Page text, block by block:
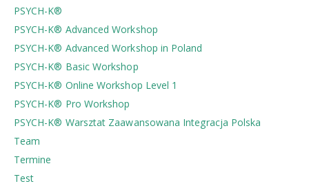
PSYCH-K®
PSYCH-K® Advanced Workshop
PSYCH-K® Advanced Workshop in Poland
PSYCH-K® Basic Workshop
PSYCH-K® Online Workshop Level 1
PSYCH-K® Pro Workshop
PSYCH-K®️ Warsztat Zaawansowana Integracja Polska
Team
Termine
Test